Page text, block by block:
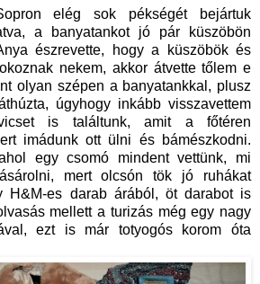
elég sok pékségét bejártuk
a banyatankot jó pár küszöbön
észrevette, hogy a küszöbök és
nekem, akkor átvette tőlem e
olyan szépen a banyatankkal, plusz
úgyhogy inkább visszavettem
is találtunk, amit a főtéren
imádunk ott ülni és bámészkodni.
egy csomó mindent vettünk, mi
mert olcsón tök jó ruhákat
H&M-es darab árából, öt darabot is
mellett a turizás még egy nagy
ezt is már totyogós korom óta